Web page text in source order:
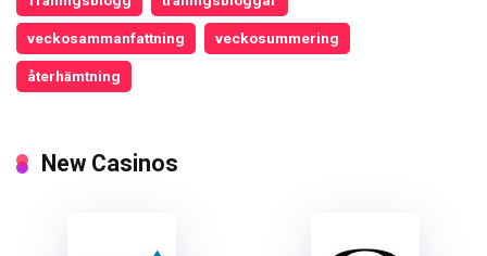
veckosammanfattning veckosummering
återhämtning
New Casinos